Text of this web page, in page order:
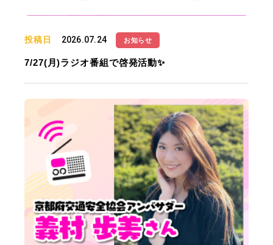
投稿日 2026.07.24 お知らせ
7/27(月)ラジオ番組で啓発活動✨